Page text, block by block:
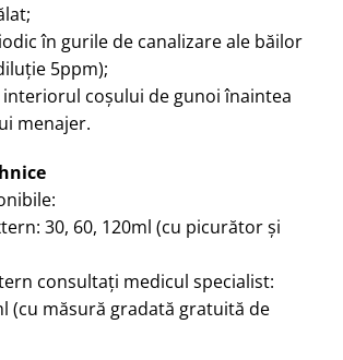
în gurile de canalizare ale băilor
5ppm);
interiorul coşului de gunoi înaintea
menajer.
30, 60, 120ml (cu picurător şi
consultaţi medicul specialist:
(cu măsură gradată gratuită de